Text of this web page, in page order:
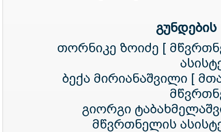
თორნიკე ზოიძე [
ბექა მირიანაშვილი [
გიორგი
მწვრთნელის